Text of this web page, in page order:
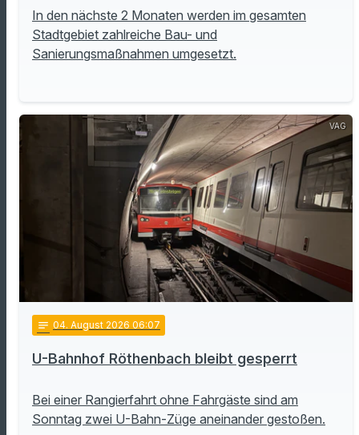
In den nächste 2 Monaten werden im gesamten
Stadtgebiet zahlreiche Bau- und
Sanierungsmaßnahmen umgesetzt.
VAG
notes 04. August 2026 06:07
U-Bahnhof Röthenbach bleibt gesperrt
Bei einer Rangierfahrt ohne Fahrgäste sind am
Sonntag zwei U-Bahn-Züge aneinander gestoßen.